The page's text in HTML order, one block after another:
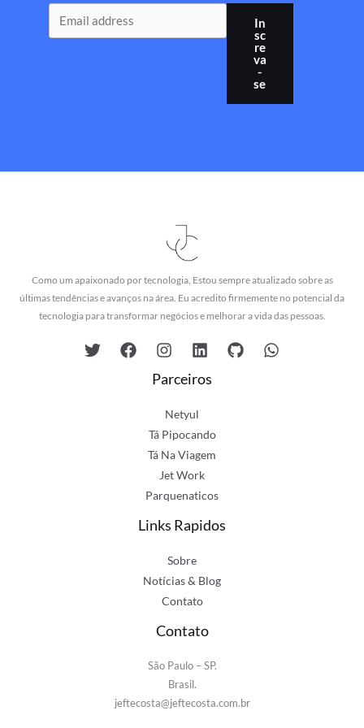
In
sc
re
va
-
se
Como um apaixonado por tecnologia, Estou sempre atualizado sobre as
últimas tendências e avanços na área. Eu acredito firmemente no potencial da
tecnologia para transformar negócios e melhorar a vida das pessoas.
Parceiros
Netyul
Tá Pipocando
Tá Na Viagem
Jet Work
Parquenaticos
Links Rapidos
Sobre
Notícias & Blog
Contato
Contato
São Paulo – SP.
Brasil.
jeftecosta@jeftecosta.com.br